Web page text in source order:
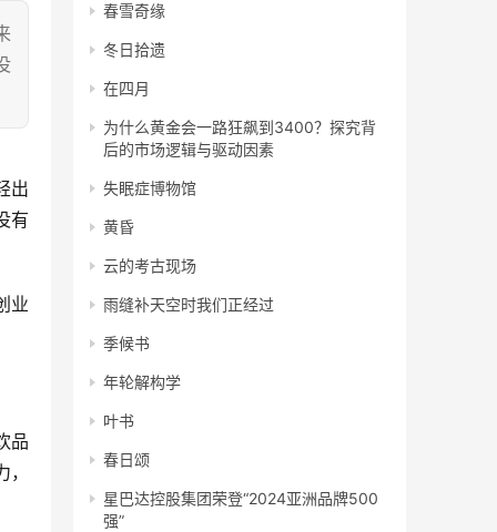
有
春雪奇缘
冬日拾遗
在四月
为什么黄金会一路狂飙到3400？探究背
后的市场逻辑与驱动因素
失眠症博物馆
黄昏
云的考古现场
雨缝补天空时我们正经过
季候书
年轮解构学
叶书
春日颂
星巴达控股集团荣登“2024亚洲品牌500
强”